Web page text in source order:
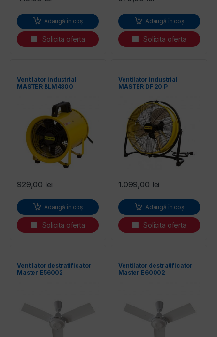
Adaugă în coș
Solicita oferta
Adaugă în coș
Solicita oferta
Ventilator industrial
MASTER BLM4800
929,00 lei
Adaugă în coș
Solicita oferta
Ventilator industrial
MASTER DF 20 P
1.099,00 lei
Adaugă în coș
Solicita oferta
Ventilator destratificator
Master E56002
Ventilator destratificator
Master E60002